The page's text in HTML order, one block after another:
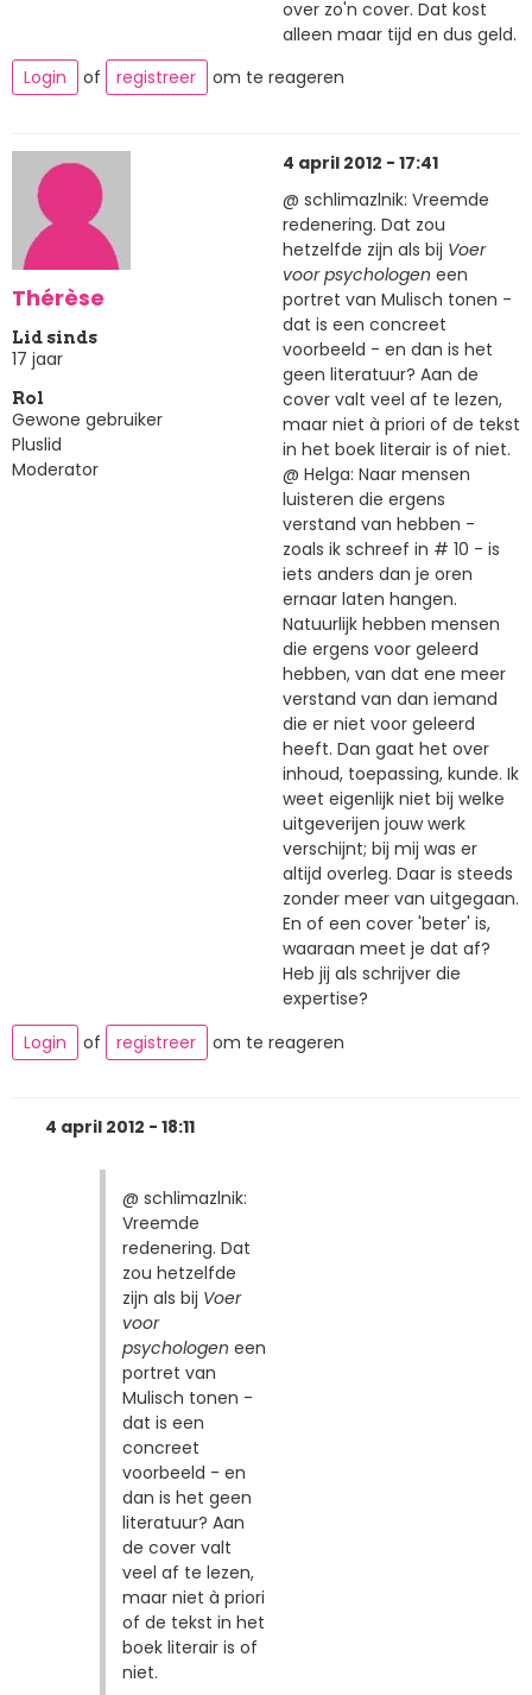
over zo'n cover. Dat kost
alleen maar tijd en dus geld.
Login
of registreer om te reageren
Thérèse
Lid sinds
17 jaar
Rol
Gewone gebruiker
Pluslid
Moderator
4 april 2012 - 17:41
@ schlimazlnik: Vreemde
redenering. Dat zou
hetzelfde zijn als bij Voer
voor psychologen een
portret van Mulisch tonen -
dat is een concreet
voorbeeld - en dan is het
geen literatuur? Aan de
cover valt veel af te lezen,
maar niet à priori of de tekst
in het boek literair is of niet.
@ Helga: Naar mensen
luisteren die ergens
verstand van hebben -
zoals ik schreef in # 10 - is
iets anders dan je oren
ernaar laten hangen.
Natuurlijk hebben mensen
die ergens voor geleerd
hebben, van dat ene meer
verstand van dan iemand
die er niet voor geleerd
heeft. Dan gaat het over
inhoud, toepassing, kunde. Ik
weet eigenlijk niet bij welke
uitgeverijen jouw werk
verschijnt; bij mij was er
altijd overleg. Daar is steeds
zonder meer van uitgegaan.
En of een cover 'beter' is,
waaraan meet je dat af?
Heb jij als schrijver die
expertise?
Login
of registreer om te reageren
4 april 2012 - 18:11
@ schlimazlnik:
Vreemde
redenering. Dat
zou hetzelfde
zijn als bij Voer
voor
psychologen een
portret van
Mulisch tonen -
dat is een
concreet
voorbeeld - en
dan is het geen
literatuur? Aan
de cover valt
veel af te lezen,
maar niet à priori
of de tekst in het
boek literair is of
niet.